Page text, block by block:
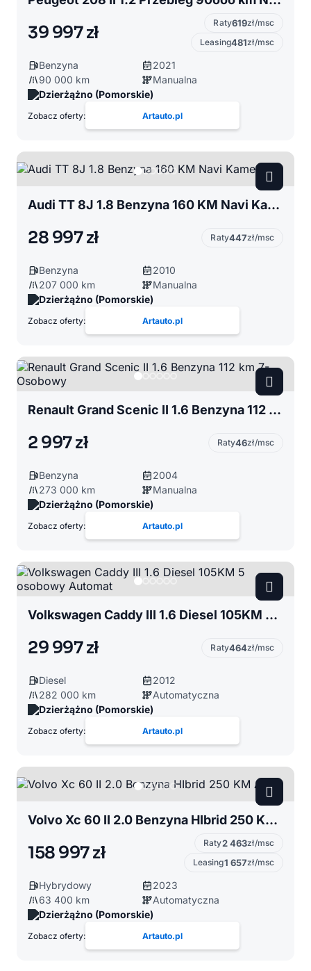
39 997 zł Raty619zł/msc
Leasing481zł/msc
Benzyna
2021
90 000 km
Manualna
Dzierżążno (Pomorskie)
Zobacz oferty: Artauto.pl
Audi TT 8J 1.8 Benzyna 160 KM Navi Kamera
28 997 zł Raty447zł/msc
Benzyna
2010
207 000 km
Manualna
Dzierżążno (Pomorskie)
Zobacz oferty: Artauto.pl
Renault Grand Scenic II 1.6 Benzyna 112 km 7-Osobowy
2 997 zł Raty46zł/msc
Benzyna
2004
273 000 km
Manualna
Dzierżążno (Pomorskie)
Zobacz oferty: Artauto.pl
Volkswagen Caddy III 1.6 Diesel 105KM 5 osobowy Automat
29 997 zł Raty464zł/msc
Diesel
2012
282 000 km
Automatyczna
Dzierżążno (Pomorskie)
Zobacz oferty: Artauto.pl
Volvo Xc 60 II 2.0 Benzyna HIbrid 250 KM AWD
158 997 zł Raty2 463zł/msc
Leasing1 657zł/msc
Hybrydowy
2023
63 400 km
Automatyczna
Dzierżążno (Pomorskie)
Zobacz oferty: Artauto.pl